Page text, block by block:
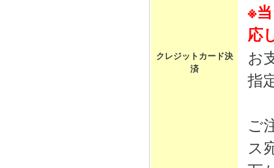
クレジットカード決
済
※
応
お
指
ご
ス